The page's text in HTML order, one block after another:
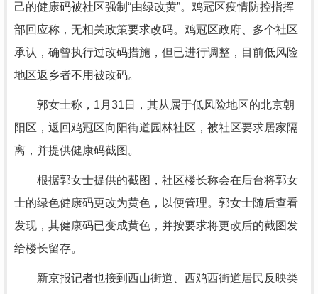
己的健康码被社区强制“由绿改黄”。鸡冠区疫情防控指挥
部回应称，无相关政策要求改码。鸡冠区政府、多个社区
承认，确曾执行过改码措施，但已进行调整，目前低风险
地区返乡者不用被改码。
郭女士称，1月31日，其从属于低风险地区的北京朝
阳区，返回鸡冠区向阳街道园林社区，被社区要求居家隔
离，并提供健康码截图。
根据郭女士提供的截图，社区楼长称会在后台将郭女
士的绿色健康码更改为黄色，以便管理。郭女士随后查看
发现，其健康码已变成黄色，并按要求将更改后的截图发
给楼长留存。
新京报记者也接到西山街道、西鸡西街道居民反映类